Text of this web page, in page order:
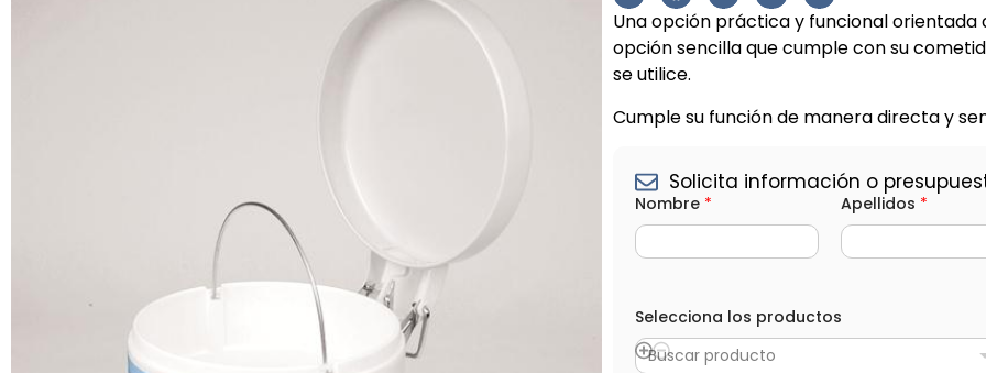
Una opción práctica y funcional
opción sencilla que cumple con su
se utilice.
Cumple su función de manera directa y
Solicita información o
Nombre * Apellidos *
o
d
u
Selecciona los productos
Buscar producto